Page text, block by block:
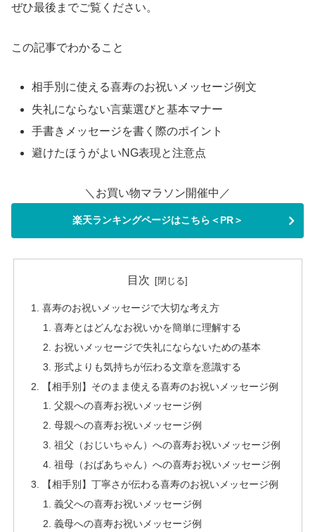
ぜひ最後までご覧ください。
この記事でわかること
相手別に使える喜寿のお祝いメッセージ例文
失礼にならない言葉選びと基本マナー
手書きメッセージを書く際のポイント
避けたほうがよいNG表現と注意点
＼お買い物マラソン開催中／
楽天ランキングページはこちら＜PR＞
目次
喜寿のお祝いメッセージで大切な考え方
喜寿とはどんなお祝いかを簡単に理解する
お祝いメッセージで失礼にならないための基本
形式よりも気持ちが伝わる文章を意識する
【相手別】そのまま使える喜寿のお祝いメッセージ例
父親への喜寿お祝いメッセージ例
母親への喜寿お祝いメッセージ例
祖父（おじいちゃん）への喜寿お祝いメッセージ例
祖母（おばあちゃん）への喜寿お祝いメッセージ例
【相手別】丁寧さが伝わる喜寿のお祝いメッセージ例
義父への喜寿お祝いメッセージ例
義母への喜寿お祝いメッセージ例